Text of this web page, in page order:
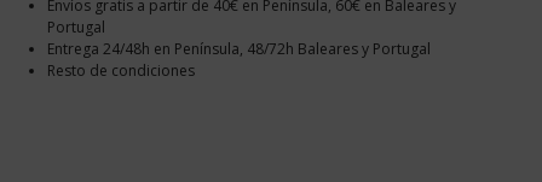
Envíos gratis a partir de 40€ en Península, 60€ en Baleares y
Portugal
Entrega 24/48h en Península, 48/72h Baleares y Portugal
Resto de condiciones